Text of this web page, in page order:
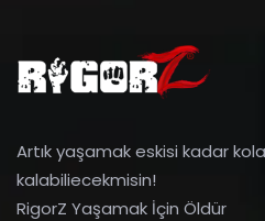
Artık yaşamak eskisi kadar
kalabiliecekmisin!
RigorZ Yaşamak İçin Öldür